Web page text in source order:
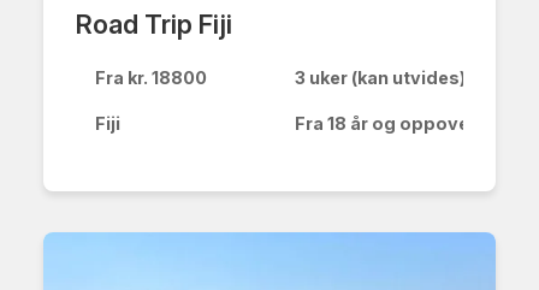
Road Trip Fiji
Fra kr. 18800 3 uker (kan utvides)
Fiji Fra 18 år og oppover
JOBB MED DYR
HAV & MARINELIV